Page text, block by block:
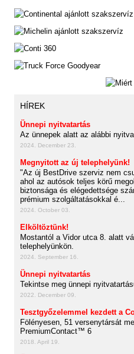
HÍREK
Ünnepi nyitvatartás
Az ünnepek alatt az alábbi
2024. December 23.
Megnyitott az új telephelyünk!
"Az új BestDrive szerviz nem
ahol az autósok teljes körű
biztonsága és elégedettsége
prémium szolgáltatásokkal é...
2024. October 03.
Elköltöztünk!
Mostantól a Vidor utca 8. alatt
telephelyünkön.
2024. September 16.
Ünnepi nyitvatartás
Tekintse meg ünnepi
2022. December 09.
Tesztgyőzelemmel kezdett a
Fölényesen, 51 versenytársát
PremiumContact™ 6
2018. April 19.